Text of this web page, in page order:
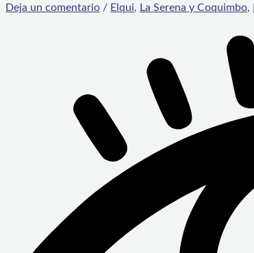
Deja un comentario / Elqui, La Serena y Coquimbo,